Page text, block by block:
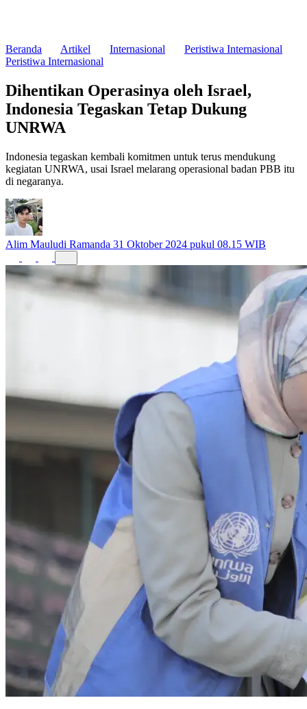
Beranda Artikel Internasional
Peristiwa Internasional
Peristiwa Internasional
Dihentikan Operasinya oleh Israel,
Indonesia Tegaskan Tetap Dukung
UNRWA
Indonesia tegaskan kembali komitmen untuk terus mendukung
kegiatan UNRWA, usai Israel melarang operasional badan PBB itu
di negaranya.
Alim Mauludi Ramanda 31 Oktober 2024 pukul 08.15 WIB